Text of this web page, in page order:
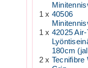
1 x 40506
1 x 42025 Air-
180cm
2 x Tecnifibre